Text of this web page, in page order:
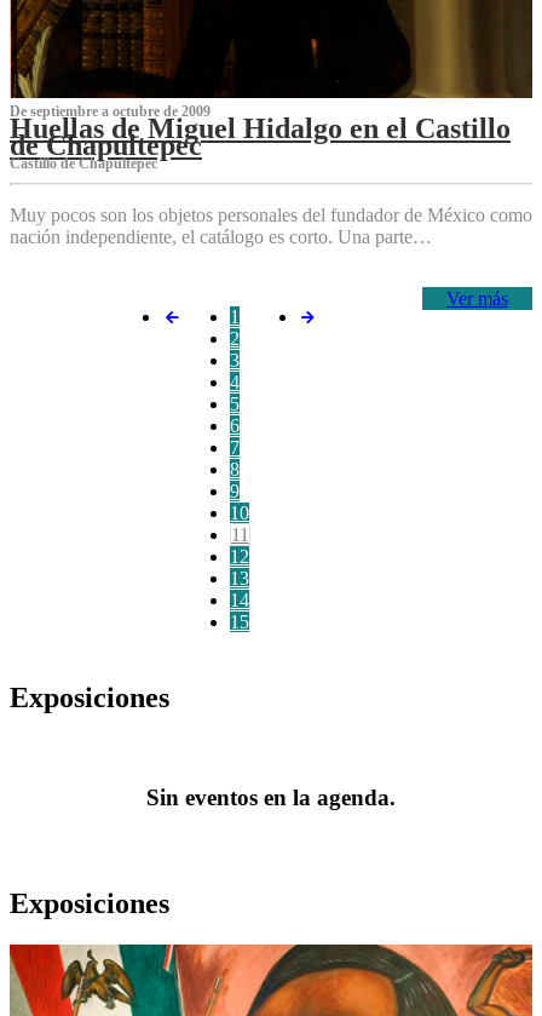
De septiembre a octubre de 2009
Huellas de Miguel Hidalgo en el Castillo
de Chapultepec
Castillo de Chapultepec
Muy pocos son los objetos personales del fundador de México como
nación independiente, el catálogo es corto. Una parte…
Ver más
1
2
3
4
5
6
7
8
9
10
11
12
13
14
15
Exposiciones
Sin eventos en la agenda.
Exposiciones